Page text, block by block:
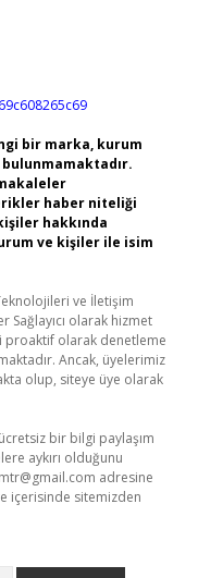
bir marka, kurum
haber niteliği
hakkında
ve kişiler ile isim
ve İletişim
Sağlayıcı olarak hizmet
proaktif olarak denetleme
Ancak, üyelerimiz
olup, siteye üye olarak
bir bilgi paylaşım
aykırı olduğunu
adresine
içerisinde sitemizden